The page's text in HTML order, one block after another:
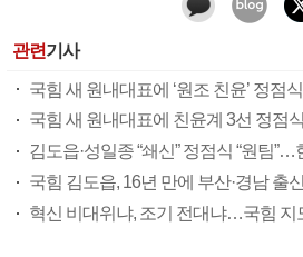
관련기사
국힘 새 원내대표에 ‘원조 친윤’ 정
국힘 새 원내대표에 친윤계 3선 정점
국힘 김도읍, 16년 만에 부산·경남 출
혁신 비대위냐, 조기 전대냐…국힘 지